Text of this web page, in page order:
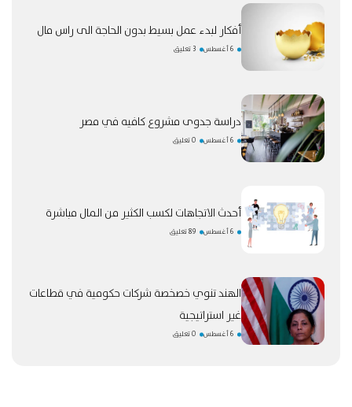
أفكار لبدء عمل بسيط بدون الحاجة الى راس مال
6 أغسطس 3 تعليق
دراسة جدوى مشروع كافيه في مصر
6 أغسطس 0 تعليق
أحدث الاتجاهات لكسب الكثير من المال مباشرة
6 أغسطس 89 تعليق
الهند تنوي خصخصة شركات حكومية في قطاعات
غير استراتيجية
6 أغسطس 0 تعليق